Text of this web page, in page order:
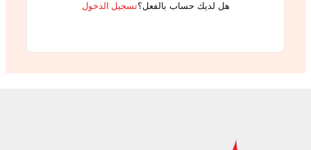
هل لديك حساب بالفعل؟تسجيل الدخول